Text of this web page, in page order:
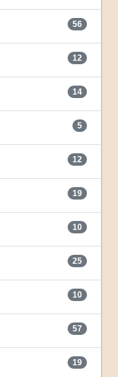
56
12
14
5
12
19
10
25
10
57
19